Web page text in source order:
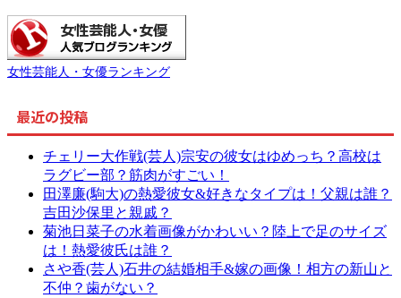
女性芸能人・女優ランキング
最近の投稿
チェリー大作戦(芸人)宗安の彼女はゆめっち？高校は
ラグビー部？筋肉がすごい！
田澤廉(駒大)の熱愛彼女&好きなタイプは！父親は誰？
吉田沙保里と親戚？
菊池日菜子の水着画像がかわいい？陸上で足のサイズ
は！熱愛彼氏は誰？
さや香(芸人)石井の結婚相手&嫁の画像！相方の新山と
不仲？歯がない？